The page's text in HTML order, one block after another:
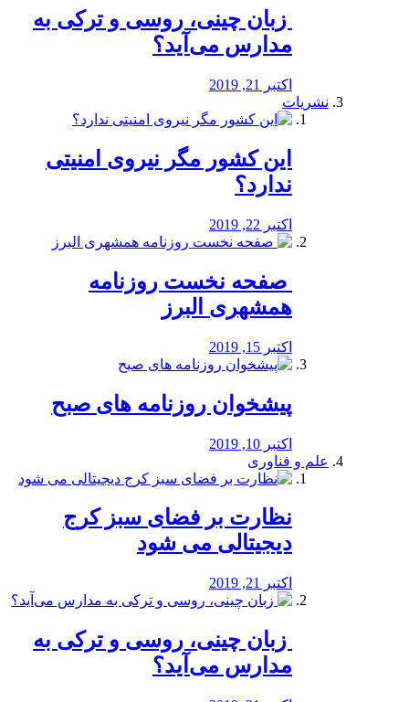
️ زبان چینی، روسی و ترکی به
مدارس می‌آید؟
اکتبر 21, 2019
نشریات
این کشور مگر نیروی امنیتی
ندارد؟
اکتبر 22, 2019
️ صفحه نخست روزنامه‌
همشهری البرز
اکتبر 15, 2019
پیشخوان روزنامه های صبح
اکتبر 10, 2019
علم و فناوری
نظارت بر فضای سبز کرج
دیجیتالی می شود
اکتبر 21, 2019
️ زبان چینی، روسی و ترکی به
مدارس می‌آید؟